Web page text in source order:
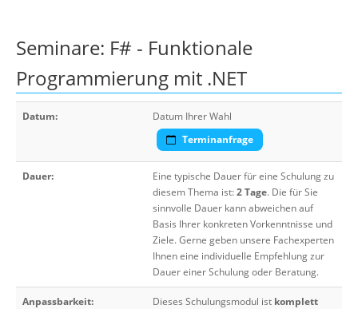
Seminare: F# - Funktionale
Programmierung mit .NET
Datum:
Datum Ihrer Wahl
Terminanfrage
Dauer:
Eine typische Dauer für eine Schulung zu
diesem Thema ist:2 Tage. Die für Sie
sinnvolle Dauer kann abweichen auf
Basis Ihrer konkreten Vorkenntnisse und
Ziele. Gerne geben unsere Fachexperten
Ihnen eine individuelle Empfehlung zur
Dauer einer Schulung oder Beratung.
Anpassbarkeit: Dieses Schulungsmodul ist komplett